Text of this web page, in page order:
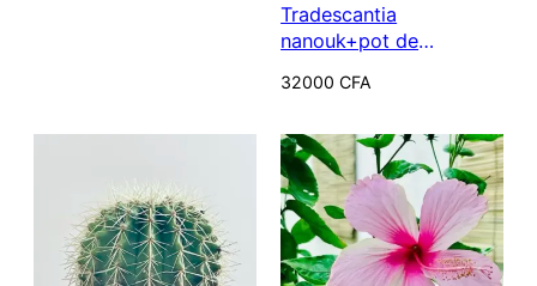
Tradescantia
nanouk+pot de
32000CFA